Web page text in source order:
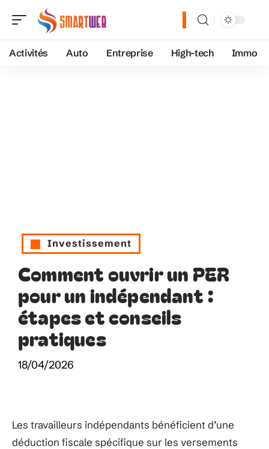
Activités Auto Entreprise High-tech Immo
Investissement
Comment ouvrir un PER
pour un indépendant :
étapes et conseils
pratiques
18/04/2026
Les travailleurs indépendants bénéficient d’une
déduction fiscale spécifique sur les versements